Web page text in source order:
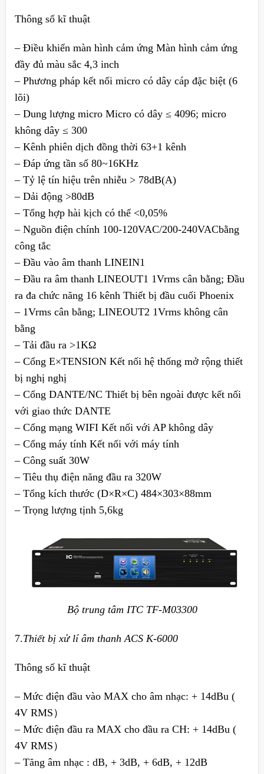
Thông số kĩ thuật
– Điều khiển màn hình cảm ứng Màn hình cảm ứng
đầy đủ màu sắc 4,3 inch
– Phương pháp kết nối micro có dây cáp đặc biệt (6
lõi)
– Dung lượng micro Micro có dây ≤ 4096; micro
không dây ≤ 300
– Kênh phiên dịch đồng thời 63+1 kênh
– Đáp ứng tần số 80~16KHz
– Tỷ lệ tín hiệu trên nhiễu > 78dB(A)
– Dải động >80dB
– Tổng hợp hài kịch có thể <0,05%
– Nguồn điện chính 100-120VAC/200-240VACbằng
công tắc
– Đầu vào âm thanh LINEIN1
– Đầu ra âm thanh LINEOUT1 1Vrms cân bằng; Đầu
ra đa chức năng 16 kênh Thiết bị đầu cuối Phoenix
– 1Vrms cân bằng; LINEOUT2 1Vrms không cân
bằng
– Tải đầu ra >1KΩ
– Cổng E×TENSION Kết nối hệ thống mở rộng thiết
bị nghị nghị
– Cổng DANTE/NC Thiết bị bên ngoài được kết nối
với giao thức DANTE
– Cổng mạng WIFI Kết nối với AP không dây
– Cổng máy tính Kết nối với máy tính
– Công suất 30W
– Tiêu thụ điện năng đầu ra 320W
– Tổng kích thước (D×R×C) 484×303×88mm
– Trọng lượng tịnh 5,6kg
Bộ trung tâm ITC TF-M03300
7.Thiết bị xử lí âm thanh ACS K-6000
Thông số kĩ thuật
– Mức điện đầu vào MAX cho âm nhạc: + 14dBu (
4V RMS）
– Mức điện đầu ra MAX cho đầu ra CH: + 14dBu (
4V RMS）
– Tăng âm nhạc : dB, + 3dB, + 6dB, + 12dB